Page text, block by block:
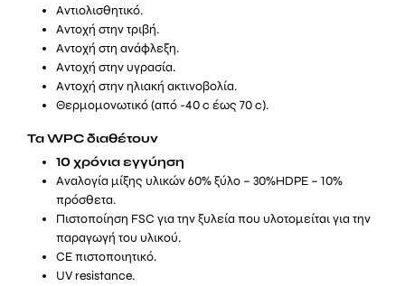
Αντιολισθητικό.
Αντοχή στην τριβή.
Αντοχή στη ανάφλεξη.
Αντοχή στην υγρασία.
Αντοχή στην ηλιακή ακτινοβολία.
Θερμομονωτικό (από -40 c έως 70 c).
Τα WPC διαθέτουν
10 χρόνια εγγύηση
Αναλογία μίξης υλικών 60% ξύλο – 30%HDPE – 10%
πρόσθετα.
Πιστοποίηση FSC για την ξυλεία που υλοτομείται για την
παραγωγή του υλικού.
CE πιστοποιητικό.
UV resistance.